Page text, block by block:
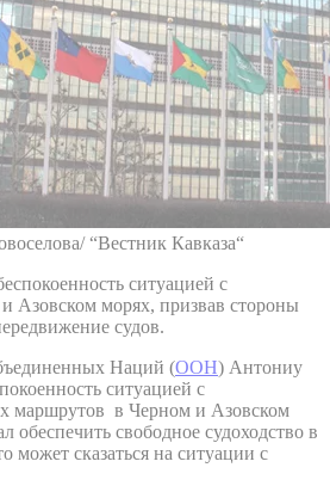
“Вестник Кавказа“
ситуацией с
Азовском морях, призвав стороны
судов.
Наций (ООН) Антониу
ситуацией с
маршрутов в Черном и Азовском
обеспечить свободное судоходство в
может сказаться на ситуации с